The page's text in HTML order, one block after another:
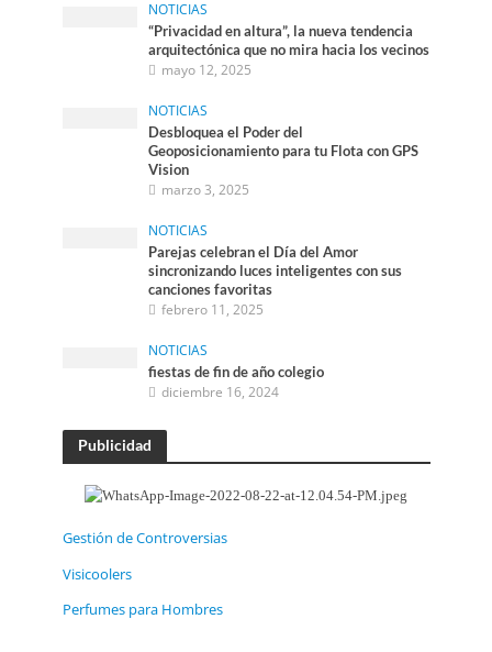
NOTICIAS
“Privacidad en altura”, la nueva tendencia
arquitectónica que no mira hacia los vecinos
mayo 12, 2025
NOTICIAS
Desbloquea el Poder del
Geoposicionamiento para tu Flota con GPS
Vision
marzo 3, 2025
NOTICIAS
Parejas celebran el Día del Amor
sincronizando luces inteligentes con sus
canciones favoritas
febrero 11, 2025
NOTICIAS
fiestas de fin de año colegio
diciembre 16, 2024
Publicidad
Gestión de Controversias
Visicoolers
Perfumes para Hombres